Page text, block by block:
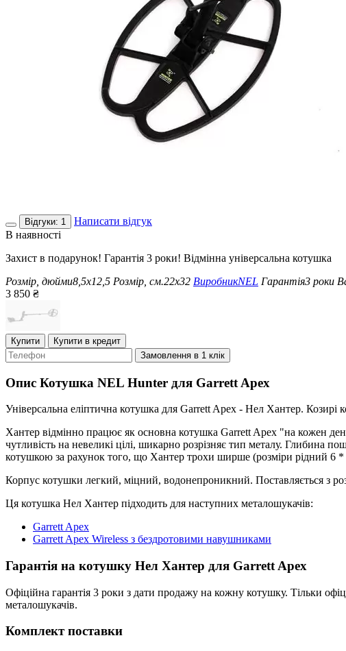
Відгуки: 1
Написати відгук
В наявності
Захист в подарунок! Гарантія 3 роки! Відмінна універсальна котушка
Розмір, дюйми8,5x12,5 Розмір, см.22x32 ВиробникNEL Гарантія3 роки
3 850 ₴
Купити
Купити в кредит
Замовлення в 1 клік
Опис Котушка NEL Hunter для Garrett Apex
Універсальна еліптична котушка для Garrett Apex - Нел Хантер. Козирі
Хантер відмінно працює як основна котушка Garrett Apex "на кожен
чутливість на невеликі цілі, шикарно розрізняє тип металу. Глибина
котушкою за рахунок того, що Хантер трохи ширше (розміри рідний 6
Корпус котушки легкий, міцний, водонепроникний. Поставляється з
Ця котушка Нел Хантер підходить для наступних металошукачів:
Garrett Apex
Garrett Apex Wireless з бездротовими навушниками
Гарантія на котушку Нел Хантер для Garrett Apex
Офіційна гарантія 3 роки з дати продажу на кожну котушку. Тільки
металошукачів.
Комплект поставки